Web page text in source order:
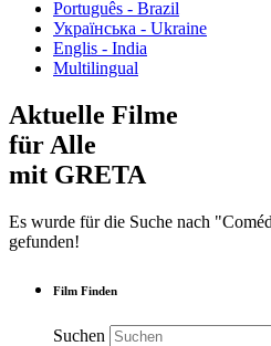
Português - Brazil
Українська - Ukraine
Englis - India
Multilingual
Aktuelle Filme
für Alle
mit GRETA
Es wurde für die Suche nach
gefunden!
Film Finden
Suchen